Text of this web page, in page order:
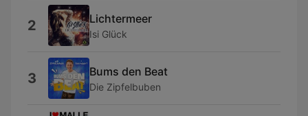
2 Lichtermeer
Isi Glück
3 Bums den Beat
Die Zipfelbuben